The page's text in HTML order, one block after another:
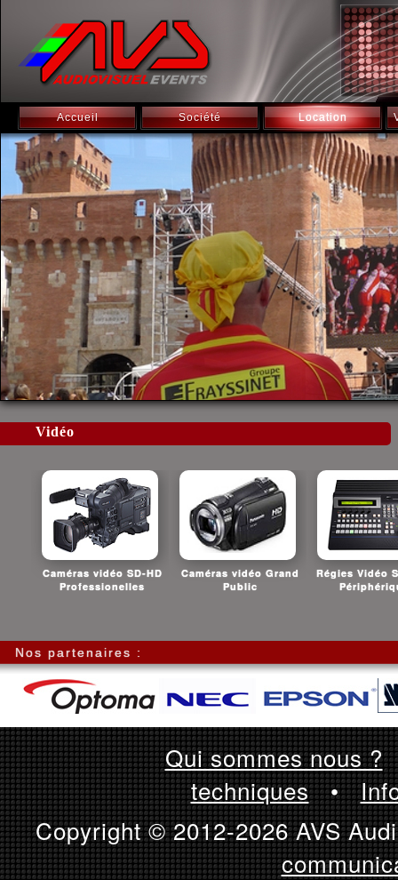
Accueil Société Location
Vidéo
Caméras vidéo SD-HD
Professionelles
Caméras vidéo Grand
Public
Régies Vidéo
Nos partenaires :
Qui sommes nous ?
techniques•
Copyright © 2012-2026 AVS